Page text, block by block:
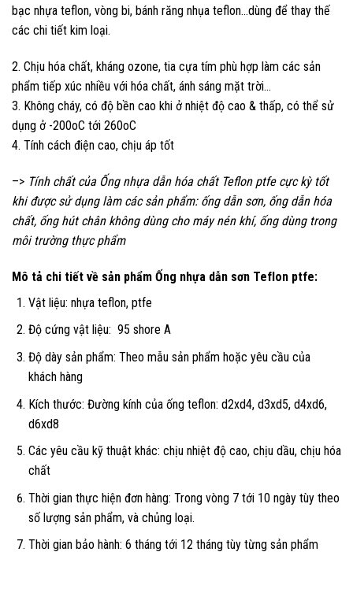
bạc nhựa teflon, vòng bi, bánh răng nhụa teflon…dùng để thay thế
các chi tiết kim loại.
2. Chịu hóa chất, kháng ozone, tia cựa tím phù hợp làm các sản
phẩm tiếp xúc nhiều với hóa chất, ánh sáng mặt trời…
3. Không cháy, có độ bền cao khi ở nhiệt độ cao & thấp, có thể sử
dụng ở -200oC tới 260oC
4. Tính cách điện cao, chịu áp tốt
–> Tính chất của Ống nhựa dẫn hóa chất Teflon ptfe cực kỳ tốt
khi được sử dụng làm các sản phẩm: ống dẫn sơn, ống dẫn hóa
chất, ống hút chân không dùng cho máy nén khí, ống dùng trong
môi trường thực phẩm
Mô tả chi tiết về sản phẩm Ống nhựa dẫn sơn Teflon ptfe:
Vật liệu: nhựa teflon, ptfe
Độ cứng vật liệu: 95 shore A
Độ dày sản phẩm: Theo mẫu sản phẩm hoặc yêu cầu của
khách hàng
Kích thước: Đường kính của ống teflon: d2xd4, d3xd5, d4xd6,
d6xd8
Các yêu cầu kỹ thuật khác: chịu nhiệt độ cao, chịu dầu, chịu hóa
chất
Thời gian thực hiện đơn hàng: Trong vòng 7 tới 10 ngày tùy theo
số lượng sản phẩm, và chủng loại.
Thời gian bảo hành: 6 tháng tới 12 tháng tùy từng sản phẩm